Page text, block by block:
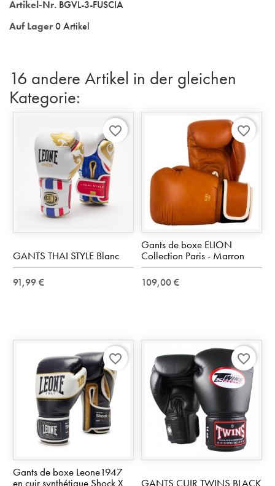
Artikel-Nr. BGVL-3-FUSCIA
Auf Lager0 Artikel
16 andere Artikel in der gleichen
Kategorie:
GANTS THAI STYLE Blanc
91,99 €
favorite_border
Gants de boxe ELION
Collection Paris - Marron
109,00 €
favorite_border
Gants de boxe Leone1947
en cuir synthétique Shock X
favorite_border
GANTS CUIR TWINS BLACK
favorite_border